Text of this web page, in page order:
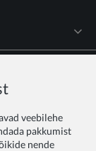
veebilehe
pakkumist
nende